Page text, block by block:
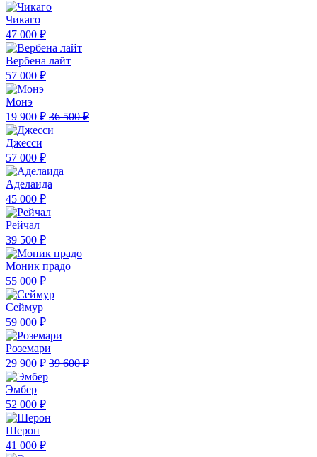
Чикаго
47 000 ₽
Вербена лайт
57 000 ₽
Монэ
19 900 ₽ 36 500 ₽
Джесси
57 000 ₽
Аделаида
45 000 ₽
Рейчал
39 500 ₽
Моник прадо
55 000 ₽
Сеймур
59 000 ₽
Роземари
29 900 ₽ 39 600 ₽
Эмбер
52 000 ₽
Шерон
41 000 ₽